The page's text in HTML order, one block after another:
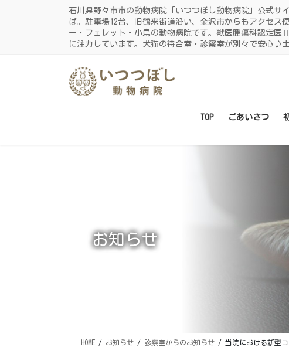
石川県野々市市の動物病院「いつつぼし動物病院」公式サ
ば。駐車場12台、旧鶴来街道沿い、金沢市からもアクセス
ー・フェレット・小鳥の動物病院です。獣医腫瘍科認定医
に注力しています。犬猫の待合室・診察室が別々で安心♪
TOP ごあいさつ
お知らせ
HOME お知らせ 診察室からのお知らせ 当院における新型